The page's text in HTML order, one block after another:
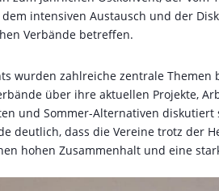
intensiven Austausch und der
Verbände betreffen.
wurden zahlreiche zentrale
über ihre aktuellen Projekte,
und Sommer-Alternativen
deutlich, dass die Vereine trotz der
hohen Zusammenhalt und eine